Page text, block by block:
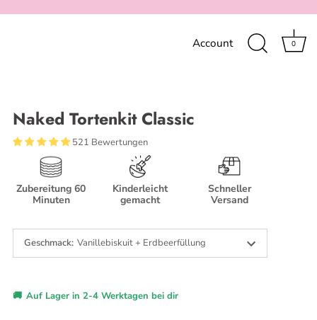
Account 0
Naked Tortenkit Classic
521 Bewertungen
Zubereitung 60
Minuten
Kinderleicht
gemacht
Schneller
Versand
Geschmack: Vanillebiskuit + Erdbeerfüllung
🚚 Auf Lager in 2-4 Werktagen bei dir